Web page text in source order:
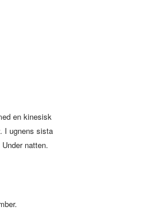
en kinesisk
I ugnens sista
natten.